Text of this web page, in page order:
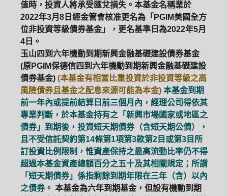
值時，投資人將承受匯兌損失。本基金名稱業於
2022年3月8日經金管會核准更名為「PGIM美國全方
位非投資等級債券基金」，更名基準日為2022年5月
4日。
玉山四到六年機動到期新興金融基礎建設債券基金
(原PGIM保德信四到六年機動到期新興金融基礎建設
債券基金) (本基金有相當比重投資於非投資等級之高
風險債券且基金之配息來源可能為本金) 本基金到期
前一年內或提前結算日前三個月內，經理公司得依其
專業判斷，於本基金持有之「新興市場國家或地區之
債券」到期後，投資短天期債券（含短天期公債），
且不受信託契約第14條第1項第3款第2目或第3目所
訂投資比例限制，惟資產保持之最高流動比率仍不得
超過本基金資產總額百分之五十及其相關規定；所謂
「短天期債券」係指剩餘到期年限在三年（含）以內
之債券。 本基金為六年到期基金，但設有機動到期